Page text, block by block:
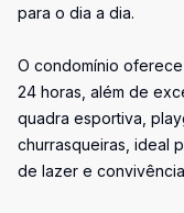
para o dia a dia.
O condomínio
24 horas, além de
quadra esportiva,
churrasqueiras, ideal
de lazer e